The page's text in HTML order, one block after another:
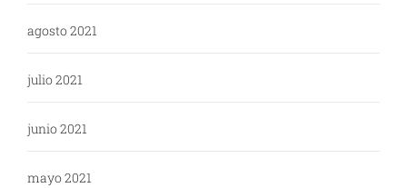
agosto 2021
julio 2021
junio 2021
mayo 2021